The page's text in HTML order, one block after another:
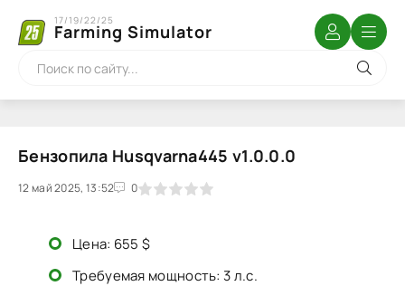
Farming Simulator
17/19/22/25
Бензопила Husqvarna445 v1.0.0.0
12 май 2025, 13:52 0
1 2 3 4 5
Цена: 655 $
Требуемая мощность: 3 л.с.